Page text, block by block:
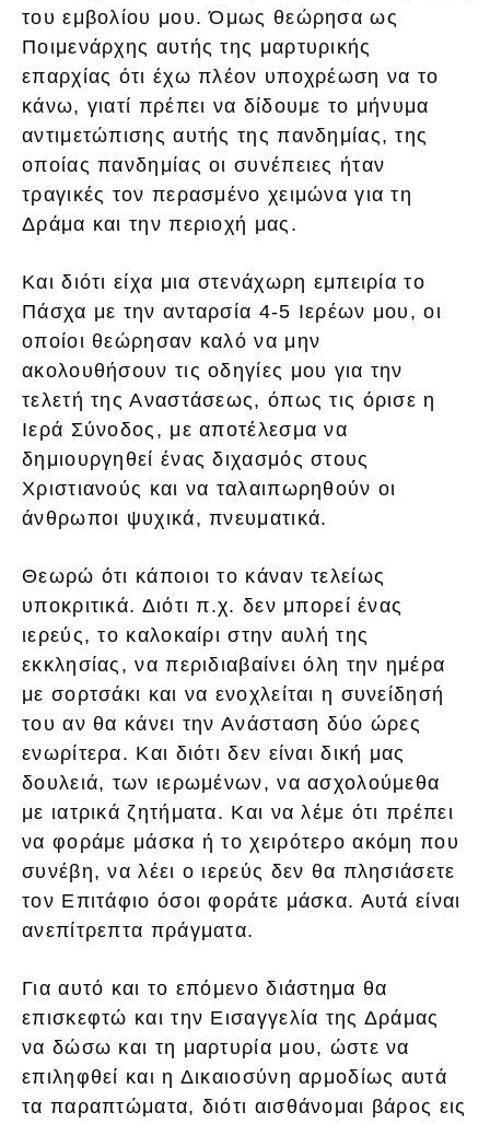
του εμβολίου μου. Όμως θεώρησα ως
Ποιμενάρχης αυτής της μαρτυρικής
επαρχίας ότι έχω πλέον υποχρέωση να το
κάνω, γιατί πρέπει να δίδουμε το μήνυμα
αντιμετώπισης αυτής της πανδημίας, της
οποίας πανδημίας οι συνέπειες ήταν
τραγικές τον περασμένο χειμώνα για τη
Δράμα και την περιοχή μας.
Και διότι είχα μια στενάχωρη εμπειρία το
Πάσχα με την ανταρσία 4-5 Ιερέων μου, οι
οποίοι θεώρησαν καλό να μην
ακολουθήσουν τις οδηγίες μου για την
τελετή της Αναστάσεως, όπως τις όρισε η
Ιερά Σύνοδος, με αποτέλεσμα να
δημιουργηθεί ένας διχασμός στους
Χριστιανούς και να ταλαιπωρηθούν οι
άνθρωποι ψυχικά, πνευματικά.
Θεωρώ ότι κάποιοι το κάναν τελείως
υποκριτικά. Διότι π.χ. δεν μπορεί ένας
ιερεύς, το καλοκαίρι στην αυλή της
εκκλησίας, να περιδιαβαίνει όλη την ημέρα
με σορτσάκι και να ενοχλείται η συνείδησή
του αν θα κάνει την Ανάσταση δύο ώρες
ενωρίτερα. Και διότι δεν είναι δική μας
δουλειά, των ιερωμένων, να ασχολούμεθα
με ιατρικά ζητήματα. Και να λέμε ότι πρέπει
να φοράμε μάσκα ή το χειρότερο ακόμη που
συνέβη, να λέει ο ιερεύς δεν θα πλησιάσετε
τον Επιτάφιο όσοι φοράτε μάσκα. Αυτά είναι
ανεπίτρεπτα πράγματα.
Για αυτό και το επόμενο διάστημα θα
επισκεφτώ και την Εισαγγελία της Δράμας
να δώσω και τη μαρτυρία μου, ώστε να
επιληφθεί και η Δικαιοσύνη αρμοδίως αυτά
τα παραπτώματα, διότι αισθάνομαι βάρος εις